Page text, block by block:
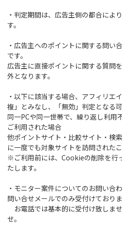
・判定期間は、広告主側の都合によ
す。
・広告主へのポイントに関する問い
です。
広告主に直接ポイントに関する質問
外となります。
・以下に該当する場合、アフィリエ
複」とみなし、「無効」判定となる
同一PCや同一世帯で、繰り返し利用
ご利用された場合
他ポイントサイト・比較サイト・検
に一度でも対象サイトを訪問された
※ご利用前には、Cookieの削除を行
たします。
・モニター案件についてのお問い合
問い合せメールでのみ受付けておりま
お電話では基本的に受付け致しま
せ。